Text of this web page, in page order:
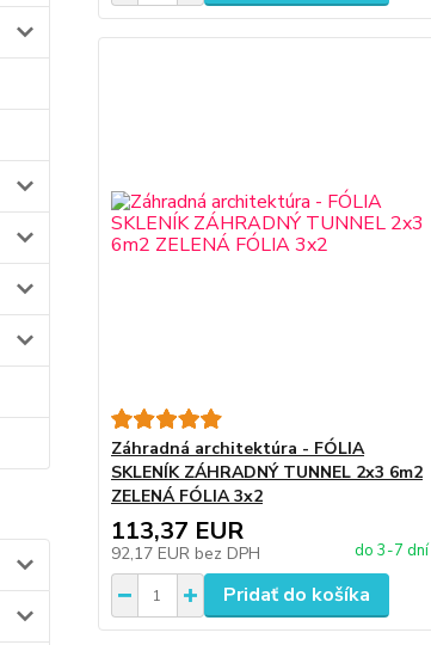
Záhradná architektúra - FÓLIA
SKLENÍK ZÁHRADNÝ TUNNEL 2x3 6m2
ZELENÁ FÓLIA 3x2
113,37 EUR
92,17 EUR bez DPH do 3-7 dní
Pridať do košíka